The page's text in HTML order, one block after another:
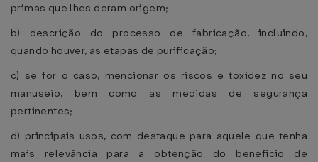
primas que lhes deram origem;
b) descrição do processo de fabricação, incluindo,
quando houver, as etapas de purificação;
c) se for o caso, mencionar os riscos e toxidez no seu
manuseio, bem como as medidas de segurança
pertinentes;
d) principais usos, com destaque para aquele que tenha
mais relevância para a obtenção do benefício de